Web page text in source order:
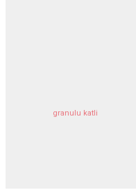
granulu katli